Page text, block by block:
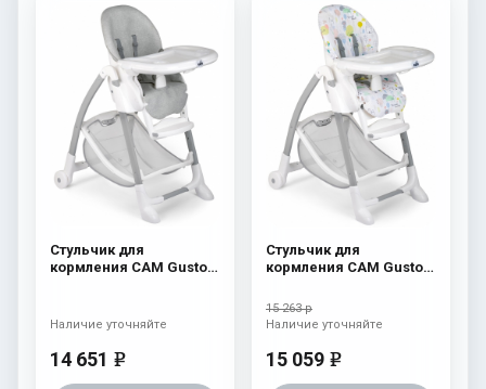
Стульчик для
кормления CAM Gusto
14 651 e
Наличие уточняйте
Стульчик для
кормления CAM Gusto
15 263 р
15 059 e
Наличие уточняйте